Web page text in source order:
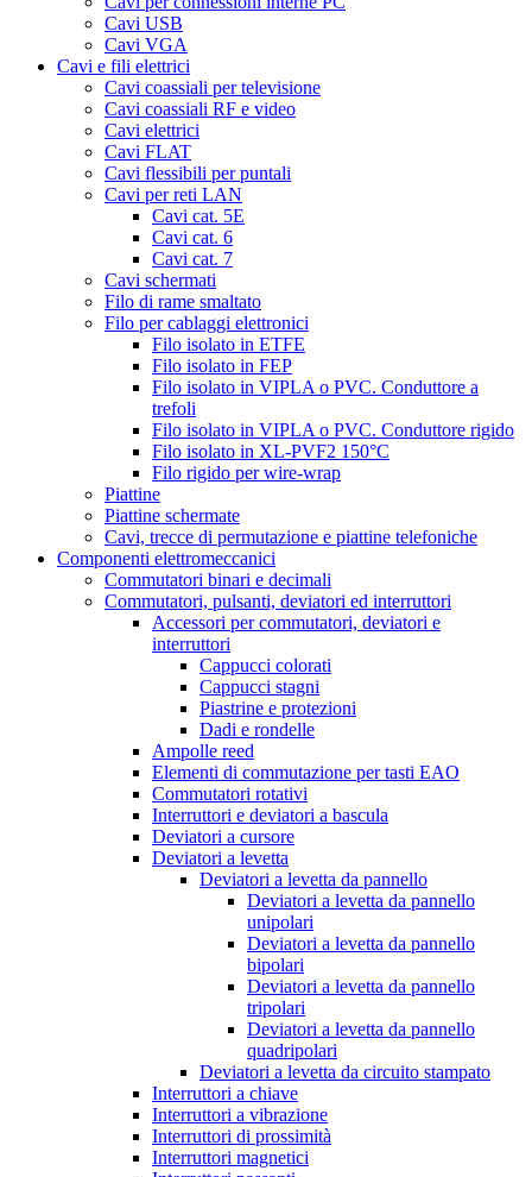
Cavi USB
Cavi VGA
Cavi e fili elettrici
Cavi coassiali per televisione
Cavi coassiali RF e video
Cavi elettrici
Cavi FLAT
Cavi flessibili per puntali
Cavi per reti LAN
Cavi cat. 5E
Cavi cat. 6
Cavi cat. 7
Cavi schermati
Filo di rame smaltato
Filo per cablaggi elettronici
Filo isolato in ETFE
Filo isolato in FEP
Filo isolato in VIPLA o PVC. Conduttore a
trefoli
Filo isolato in VIPLA o PVC. Conduttore rigido
Filo isolato in XL-PVF2 150°C
Filo rigido per wire-wrap
Piattine
Piattine schermate
Cavi, trecce di permutazione e piattine telefoniche
Componenti elettromeccanici
Commutatori binari e decimali
Commutatori, pulsanti, deviatori ed interruttori
Accessori per commutatori, deviatori e
interruttori
Cappucci colorati
Cappucci stagni
Piastrine e protezioni
Dadi e rondelle
Ampolle reed
Elementi di commutazione per tasti EAO
Commutatori rotativi
Interruttori e deviatori a bascula
Deviatori a cursore
Deviatori a levetta
Deviatori a levetta da pannello
Deviatori a levetta da pannello
unipolari
Deviatori a levetta da pannello
bipolari
Deviatori a levetta da pannello
tripolari
Deviatori a levetta da pannello
quadripolari
Deviatori a levetta da circuito stampato
Interruttori a chiave
Interruttori a vibrazione
Interruttori di prossimità
Interruttori magnetici